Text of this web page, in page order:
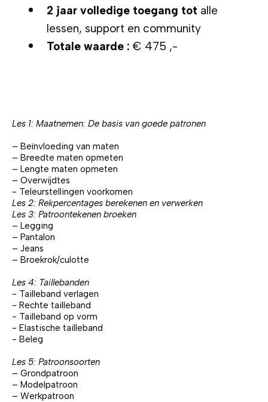
2 jaar volledige toegang tot alle
lessen, support en community
Totale waarde : € 475 ,-
Les 1: Maatnemen: De basis van goede patronen
– Beïnvloeding van maten
– Breedte maten opmeten
– Lengte maten opmeten
– Overwijdtes
- Teleurstellingen voorkomen
Les 2: Rekpercentages berekenen en verwerken
Les 3: Patroontekenen broeken
– Legging
– Pantalon
– Jeans
– Broekrok/culotte
Les 4: Taillebanden
- Tailleband verlagen
- Rechte tailleband
- Tailleband op vorm
- Elastische tailleband
- Beleg
Les 5: Patroonsoorten
– Grondpatroon
– Modelpatroon
– Werkpatroon